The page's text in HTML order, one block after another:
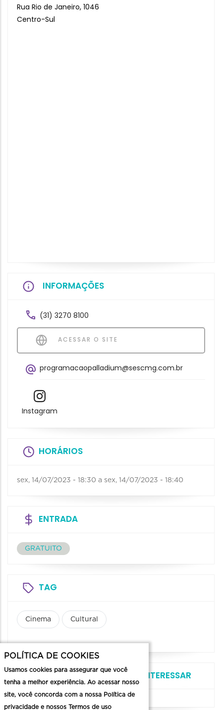
Rua Rio de Janeiro, 1046
Centro-Sul
INFORMAÇÕES
(31) 3270 8100
ACESSAR O SITE
programacaopalladium@sescmg.com.br
Instagram
HORÁRIOS
sex, 14/07/2023 - 18:30 a sex, 14/07/2023 - 18:40
ENTRADA
GRATUITO
TAG
Cinema Cultural
VOCÊ TAMBÉM PODE SE INTERESSAR
POLÍTICA DE COOKIES
Usamos cookies para assegurar que você
tenha a melhor experiência. Ao acessar nosso
site, você concorda com a nossa Política de
privacidade e nossos Termos de uso